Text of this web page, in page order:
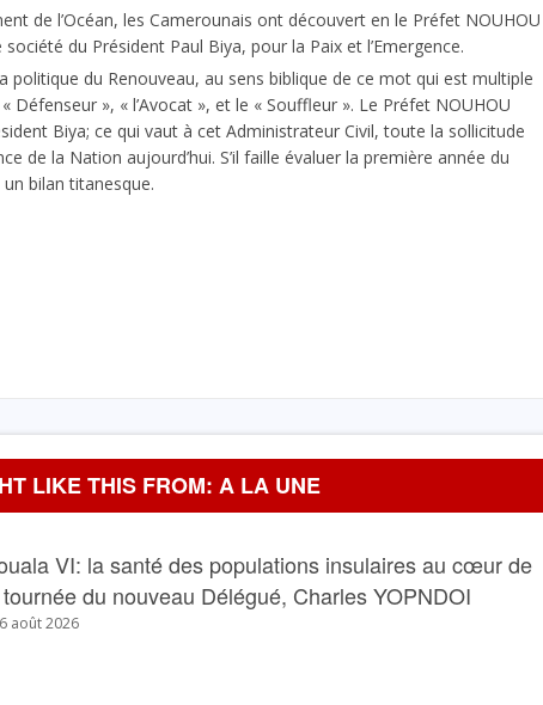
de l’Océan, les Camerounais ont découvert en le Préfet NOUHOU
du Président Paul Biya, pour la Paix et l’Emergence.
politique du Renouveau, au sens biblique de ce mot qui est multiple
», « l’Avocat », et le « Souffleur ». Le Préfet NOUHOU
Biya; ce qui vaut à cet Administrateur Civil, toute la sollicitude
de la Nation aujourd’hui. S’il faille évaluer la première année du
bilan titanesque.
LIKE THIS FROM: A LA UNE
VI: la santé des populations insulaires au cœur de
du nouveau Délégué, Charles YOPNDOI
6 août 2026